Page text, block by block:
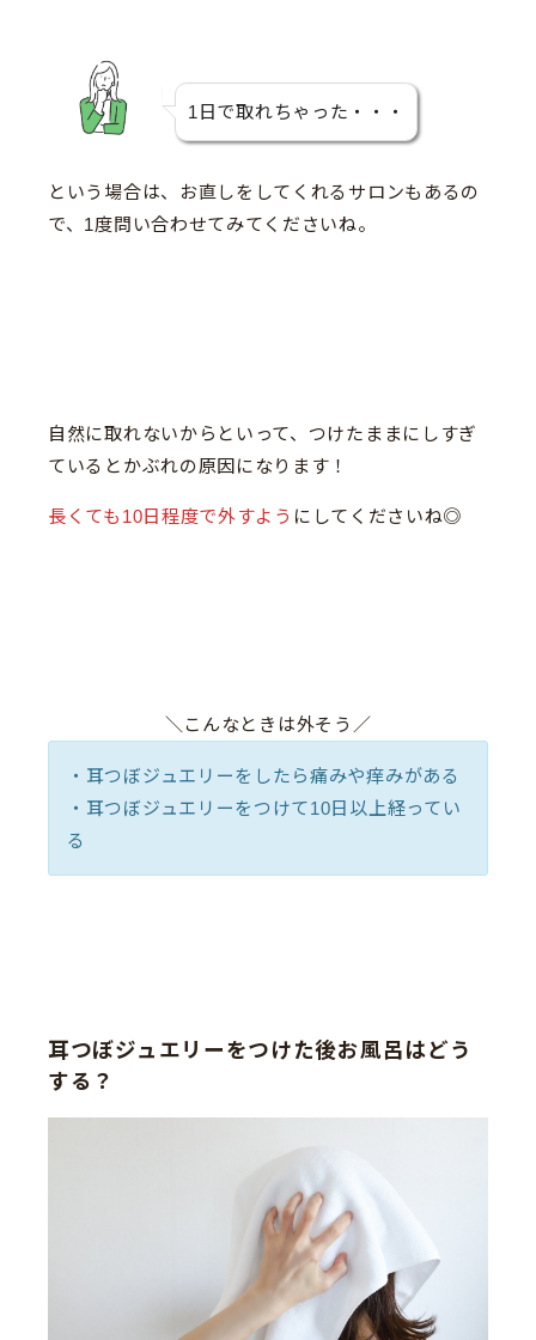
1日で取れちゃった・・・
という場合は、お直しをしてくれるサロンもあるの
で、1度問い合わせてみてくださいね。
自然に取れないからといって、つけたままにしすぎ
ているとかぶれの原因になります！
長くても10日程度で外すよう にしてくださいね◎
＼こんなときは外そう／
・耳つぼジュエリーをしたら痛みや痒みがある
・耳つぼジュエリーをつけて10日以上経ってい
る
耳つぼジュエリーをつけた後お風呂はどう
する？